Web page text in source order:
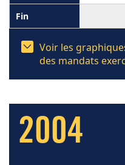
Voir les
des mandats
2004